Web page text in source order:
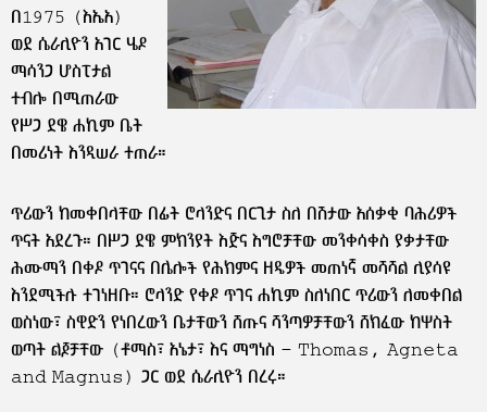
በ1975 (እኤአ)
ወደ ሴራሊዮን አገር ሄዶ
ማሳንጋ ሆስፒታል
ተብሎ በሚጠራው
የሥጋ ደዌ ሐኪም ቤት
በመሪነት እንዲሠራ ተጠራ።
ጥሪውን ከመቀበላቸው በፊት ሮላንድና በርጊታ ስለ በሽታው አሰቃቂ ባሕሪዎች
ጥናት አደረጉ። በሥጋ ደዌ ምክንያት እጅና እግሮቻቸው መንቀሳቀስ ያቃታቸው
ሕሙማን በቀዶ ጥገናና በሌሎች የሕክምና ዘዴዎች መጠነኛ መሻሻል ሊያሳዩ
እንደሚችሉ ተገነዘቡ። ሮላንድ የቀዶ ጥገና ሐኪም ስለነበር ጥሪውን ለመቀበል
ወስነው፣ ስዊድን የነበረውን ቤታቸውን ሸጡና ሻንጣዎቻቸውን ሸክፈው ከሦስት
ወጣት ልጆቻቸው (ቶማስ፣ አኔታ፣ እና ማግነስ – Thomas, Agneta
and Magnus) ጋር ወደ ሴራሊዮን በረሩ።